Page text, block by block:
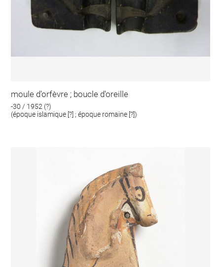
moule d'orfèvre ; boucle d'oreille
-30 / 1952 (?)
(époque islamique [?] ; époque romaine [?])